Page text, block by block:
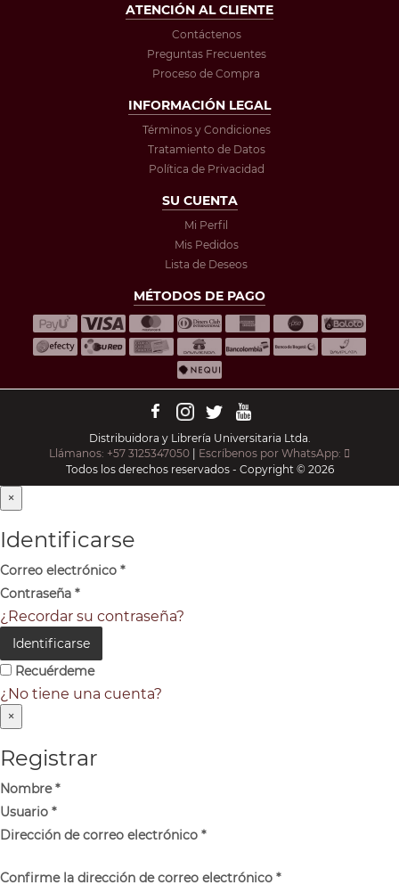
ATENCIÓN AL CLIENTE
Contáctenos
Preguntas Frecuentes
Proceso de Compra
INFORMACIÓN LEGAL
Términos y Condiciones
Tratamiento de Datos
Política de Privacidad
SU CUENTA
Mi Perfil
Mis Pedidos
Lista de Deseos
MÉTODOS DE PAGO
Distribuidora y Librería Universitaria Ltda.
Llámanos: +57 3125347050 | Escríbenos por WhatsApp:
Todos los derechos reservados - Copyright © 2026
×
Identificarse
Correo electrónico *
Contraseña *
¿Recordar su contraseña?
Identificarse
Recuérdeme
¿No tiene una cuenta?
×
Registrar
Nombre*
Usuario *
Dirección de correo electrónico *
Confirme la dirección de correo electrónico *